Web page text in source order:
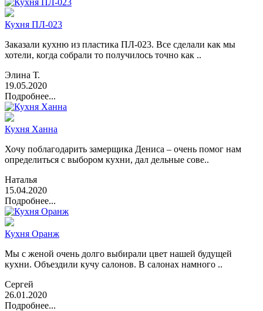
Кухня ПЛ-023
Заказали кухню из пластика ПЛ-023. Все сделали как мы
хотели, когда собрали то получилось точно как ..
Элина Т.
19.05.2020
Подробнее...
Кухня Ханна
Хочу поблагодарить замерщика Дениса – очень помог нам
определиться с выбором кухни, дал дельные сове..
Наталья
15.04.2020
Подробнее...
Кухня Оранж
Мы с женой очень долго выбирали цвет нашей будущей
кухни. Объездили кучу салонов. В салонах намного ..
Сергей
26.01.2020
Подробнее...